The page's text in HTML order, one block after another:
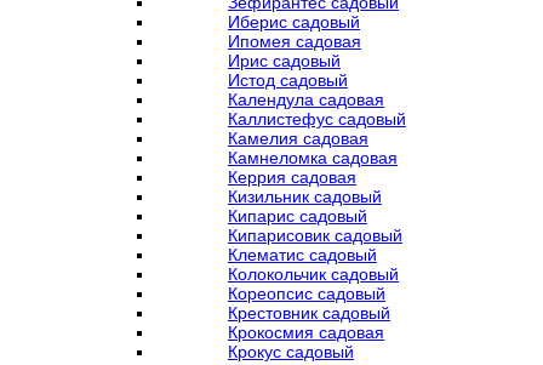
Иберис садовый
Ипомея садовая
Ирис садовый
Истод садовый
Календула садовая
Каллистефус садовый
Камелия садовая
Камнеломка садовая
Керрия садовая
Кизильник садовый
Кипарис садовый
Кипарисовик садовый
Клематис садовый
Колокольчик садовый
Кореопсис садовый
Крестовник садовый
Крокосмия садовая
Крокус садовый